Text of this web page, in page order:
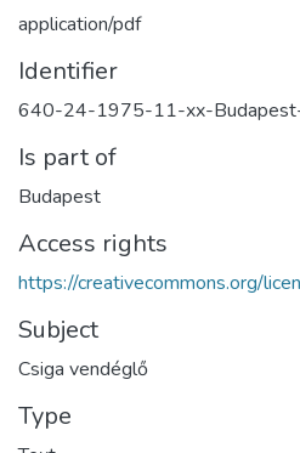
application/pdf
Identifier
640-24-1975-11-xx-
Is part of
Budapest
Access rights
https://creativecommons.org/
Subject
Csiga vendéglő
Type